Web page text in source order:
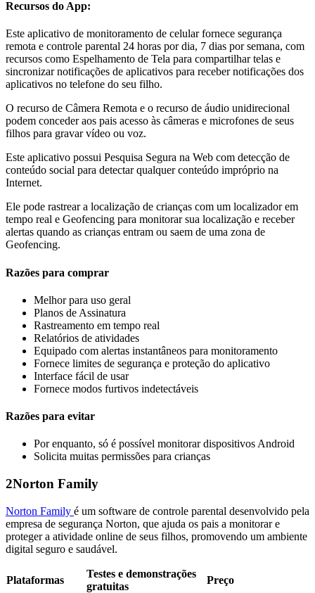
Recursos do App:
Este aplicativo de monitoramento de celular fornece segurança
remota e controle parental 24 horas por dia, 7 dias por semana, com
recursos como Espelhamento de Tela para compartilhar telas e
sincronizar notificações de aplicativos para receber notificações dos
aplicativos no telefone do seu filho.
O recurso de Câmera Remota e o recurso de áudio unidirecional
podem conceder aos pais acesso às câmeras e microfones de seus
filhos para gravar vídeo ou voz.
Este aplicativo possui Pesquisa Segura na Web com detecção de
conteúdo social para detectar qualquer conteúdo impróprio na
Internet.
Ele pode rastrear a localização de crianças com um localizador em
tempo real e Geofencing para monitorar sua localização e receber
alertas quando as crianças entram ou saem de uma zona de
Geofencing.
Razões para comprar
Melhor para uso geral
Planos de Assinatura
Rastreamento em tempo real
Relatórios de atividades
Equipado com alertas instantâneos para monitoramento
Fornece limites de segurança e proteção do aplicativo
Interface fácil de usar
Fornece modos furtivos indetectáveis
Razões para evitar
Por enquanto, só é possível monitorar dispositivos Android
Solicita muitas permissões para crianças
2Norton Family
Norton Family é um software de controle parental desenvolvido pela
empresa de segurança Norton, que ajuda os pais a monitorar e
proteger a atividade online de seus filhos, promovendo um ambiente
digital seguro e saudável.
Plataformas
Testes e demonstrações
gratuitas
Preço